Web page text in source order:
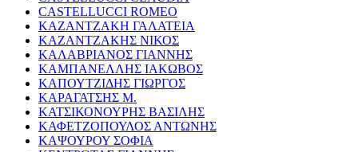
CASTELLUCCI ROMEO
ΚΑΖΑΝΤΖΑΚΗ ΓΑΛΑΤΕΙΑ
ΚΑΖΑΝΤΖΑΚΗΣ ΝΙΚΟΣ
ΚΑΛΑΒΡΙΑΝΟΣ ΓΙΑΝΝΗΣ
ΚΑΜΠΑΝΕΛΛΗΣ ΙΑΚΩΒΟΣ
ΚΑΠΟΥΤΖΙΔΗΣ ΓΙΩΡΓΟΣ
ΚΑΡΑΓΑΤΣΗΣ Μ.
ΚΑΤΣΙΚΟΝΟΥΡΗΣ ΒΑΣΙΛΗΣ
ΚΑΦΕΤΖΟΠΟΥΛΟΣ ΑΝΤΩΝΗΣ
ΚΑΨΟΥΡΟΥ ΣΟΦΙΑ